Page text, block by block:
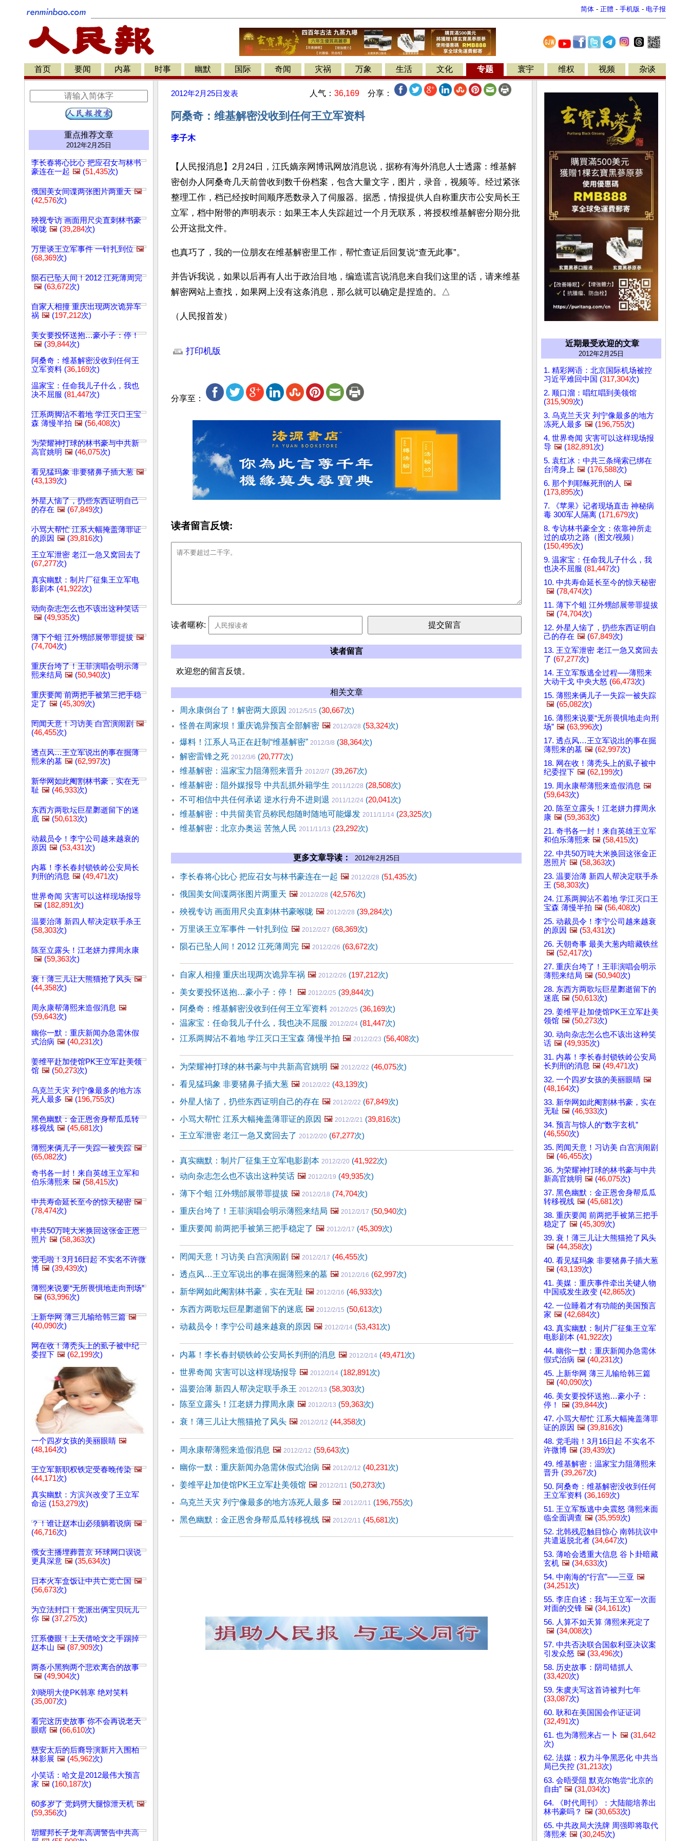
简体 - 正體 - 手机版 - 电子报
首页 要闻 内幕 时事 幽默 国际 奇闻 灾祸 万象 生活 文化 专题 寰宇 维权 视频 杂谈
重点推荐文章
2012年2月25日
李长春将心比心 把应召女与林书
豪连在一起 🖼️ (51,435次)
俄国美女间谍两张图片两重天 🖼️
(42,576次)
殃视专访 画面用尺尖直刺林书豪
喉咙 🖼️ (39,284次)
万里谈王立军事件 一针扎到位 🖼️
(68,369次)
陨石已坠人间！2012 江死薄周完
🖼️ (63,672次)
自家人相撞 重庆出现两次诡异车
祸 🖼️ (197,212次)
美女要投怀送抱…豪小子：停！
🖼️ (39,844次)
阿桑奇：维基解密没收到任何王
立军资料 (36,169次)
温家宝：任命我儿子什么，我也
决不屈服 (81,447次)
江系两脚沾不着地 学江灭口王宝
森 薄慢半拍 🖼️ (56,408次)
为荣耀神打球的林书豪与中共新
高官姚明 🖼️ (46,075次)
看见猛玛象 非要猪鼻子插大葱 🖼️
(43,139次)
外星人恼了，扔些东西证明自己
的存在 🖼️ (67,849次)
小骂大帮忙 江系大幅掩盖薄罪证
的原因 🖼️ (39,816次)
王立军泄密 老江一急又窝回去了
(67,277次)
真实幽默：制片厂征集王立军电
影剧本 (41,922次)
动向杂志怎么也不该出这种笑话
🖼️ (49,935次)
薄下个蛆 江外甥邰展带罪提拔 🖼️
(74,704次)
重庆台垮了！王菲演唱会明示薄
熙来结局 🖼️ (50,940次)
重庆要闻 前两把手被第三把手稳
定了 🖼️ (45,309次)
罔闻天意！习访美 白宫演闹剧 🖼️
(46,455次)
透点风…王立军说出的事在掘薄
熙来的墓 🖼️ (62,997次)
新华网如此阉割林书豪，实在无
耻 🖼️ (46,933次)
东西方两歌坛巨星鄹逝留下的迷
底 🖼️ (50,613次)
动裁员令！李宁公司越来越衰的
原因 🖼️ (53,431次)
内幕！李长春封锁铁岭公安局长
判刑的消息 🖼️ (49,471次)
世界奇闻 灾害可以这样现场报导
🖼️ (182,891次)
温要治薄 新四人帮决定联手杀王
(58,303次)
陈至立露头！江老姘力撑周永康
🖼️ (59,363次)
衰！薄三儿让大熊猫抢了风头 🖼️
(44,358次)
周永康帮薄熙来造假消息 🖼️
(59,643次)
幽你一默：重庆新闻办急需休假
式治病 🖼️ (40,231次)
姜维平赴加使馆PK王立军赴美领
馆 🖼️ (50,273次)
乌克兰天灾 列宁像最多的地方冻
死人最多 🖼️ (196,755次)
黑色幽默：金正恩舍身帮瓜瓜转
移视线 🖼️ (45,681次)
薄熙来俩儿子一失踪一被失踪 🖼️
(65,082次)
奇书各一封！来自英雄王立军和
伯乐薄熙来 🖼️ (58,415次)
中共寿命延长至今的惊天秘密 🖼️
(78,474次)
中共50万吨大米换回这张金正恩
照片 🖼️ (58,363次)
党毛啦！3月16日起 不实名不许微
博 🖼️ (39,439次)
薄熙来说要“无所畏惧地走向刑场”
🖼️ (63,996次)
上新华网 薄三儿输给韩三篇 🖼️
(40,090次)
网在收！薄秃头上的虱子被中纪
委捏下 🖼️ (62,199次)
一个四岁女孩的美丽眼睛 🖼️
(48,164次)
王立军新职权铁定受春晚传染 🖼️
(44,171次)
真实幽默：方滨兴改变了王立军
命运 (153,279次)
？！谁让赵本山必须躺着说病 🖼️
(46,716次)
俄女主播埋葬普京 环球网口误说
更具深意 🖼️ (35,634次)
日本火车盒饭让中共亡党亡国 🖼️
(56,673次)
为立法封口！党派出俩宝贝玩儿
你 🖼️ (37,275次)
江系傻眼！上天借哈文之手踢掉
赵本山 🖼️ (87,909次)
两条小黑狗两个悲欢离合的故事
🖼️ (49,904次)
刘晓明大使PK韩寒 绝对笑料
(35,007次)
看完这历史故事 你不会再说老天
眼瞎 🖼️ (66,610次)
慈安太后的后裔导演新片入围柏
林影展 🖼️ (45,962次)
小笑话：哈文是2012最伟大预言
家 🖼️ (160,187次)
60多岁了 党妈劈大腿惊泄天机 🖼️
(59,356次)
胡耀邦长子龙年高调警告中共高
2012年2月25日 发表 人气： 36,169 分享：
阿桑奇：维基解密没收到任何王立军资料
李子木
【人民报消息】2月24日，江氏嫡亲网博讯网放消息说，据称有海外消息人士透露：维基解
密创办人阿桑奇几天前曾收到数千份档案，包含大量文字，图片，录音，视频等。经过紧张
整理工作，档已经按时间顺序悉数录入了伺服器。据悉，情报提供人自称重庆市公安局长王
立军，档中附带的声明表示：如果王本人失踪超过一个月无联系，将授权维基解密分期分批
公开这批文件。
也真巧了，我的一位朋友在维基解密里工作，帮忙查证后回复说“查无此事”。
并告诉我说，如果以后再有人出于政治目地，编造谎言说消息来自我们这里的话，请来维基
解密网站上查找，如果网上没有这条消息，那么就可以确定是捏造的。△
（人民报首发）
打印机版
分享至：
读者留言反馈:
读者暱称:
读者留言
欢迎您的留言反馈。
相关文章
周永康倒台了！解密两大原因 2012/5/15 (30,667次)
怪兽在周家坝！重庆诡异预言全部解密 🖼️ 2012/3/28 (53,324次)
爆料！江系人马正在赶制“维基解密” 2012/3/8 (38,364次)
解密雷锋之死 2012/3/6 (20,777次)
维基解密：温家宝力阻薄熙来晋升 2012/2/7 (39,267次)
维基解密：阻外媒报导 中共乱抓外籍学生 2011/12/28 (28,508次)
不可相信中共任何承诺 逆水行舟不进则退 2011/12/24 (20,041次)
维基解密：中共留美官员称民怨随时随地可能爆发 2011/11/14 (23,325次)
维基解密：北京办奥运 苦煞人民 2011/11/13 (23,292次)
更多文章导读： 2012年2月25日
李长春将心比心 把应召女与林书豪连在一起 🖼️ 2012/2/28 (51,435次)
俄国美女间谍两张图片两重天 🖼️ 2012/2/28 (42,576次)
殃视专访 画面用尺尖直刺林书豪喉咙 🖼️ 2012/2/28 (39,284次)
万里谈王立军事件 一针扎到位 🖼️ 2012/2/27 (68,369次)
陨石已坠人间！2012 江死薄周完 🖼️ 2012/2/26 (63,672次)
自家人相撞 重庆出现两次诡异车祸 🖼️ 2012/2/26 (197,212次)
美女要投怀送抱…豪小子：停！
🖼️ 2012/2/25 (39,844次)
阿桑奇：维基解密没收到任何王立军资料 2012/2/25 (36,169次)
温家宝：任命我儿子什么，我也决不屈服 2012/2/24 (81,447次)
江系两脚沾不着地 学江灭口王宝森 薄慢半拍 🖼️ 2012/2/23 (56,408次)
为荣耀神打球的林书豪与中共新高官姚明 🖼️ 2012/2/22 (46,075次)
看见猛玛象 非要猪鼻子插大葱 🖼️ 2012/2/22 (43,139次)
外星人恼了，扔些东西证明自己的存在 🖼️ 2012/2/22 (67,849次)
小骂大帮忙 江系大幅掩盖薄罪证的原因 🖼️ 2012/2/21 (39,816次)
王立军泄密 老江一急又窝回去了 2012/2/20 (67,277次)
真实幽默：制片厂征集王立军电影剧本 2012/2/20 (41,922次)
动向杂志怎么也不该出这种笑话 🖼️ 2012/2/19 (49,935次)
薄下个蛆 江外甥邰展带罪提拔 🖼️ 2012/2/18 (74,704次)
重庆台垮了！王菲演唱会明示薄熙来结局 🖼️ 2012/2/17 (50,940次)
重庆要闻 前两把手被第三把手稳定了 🖼️ 2012/2/17 (45,309次)
罔闻天意！习访美 白宫演闹剧 🖼️ 2012/2/17 (46,455次)
透点风…王立军说出的事在掘薄熙来的墓 🖼️ 2012/2/16 (62,997次)
新华网如此阉割林书豪，实在无耻 🖼️ 2012/2/16 (46,933次)
东西方两歌坛巨星鄹逝留下的迷底 🖼️ 2012/2/15 (50,613次)
动裁员令！李宁公司越来越衰的原因 🖼️ 2012/2/14 (53,431次)
内幕！李长春封锁铁岭公安局长判刑的消息 🖼️ 2012/2/14 (49,471次)
世界奇闻 灾害可以这样现场报导 🖼️ 2012/2/14 (182,891次)
温要治薄 新四人帮决定联手杀王 2012/2/13 (58,303次)
陈至立露头！江老姘力撑周永康 🖼️ 2012/2/13 (59,363次)
衰！薄三儿让大熊猫抢了风头 🖼️ 2012/2/12 (44,358次)
周永康帮薄熙来造假消息 🖼️ 2012/2/12 (59,643次)
幽你一默：重庆新闻办急需休假式治病 🖼️ 2012/2/12 (40,231次)
姜维平赴加使馆PK王立军赴美领馆 🖼️ 2012/2/11 (50,273次)
乌克兰天灾 列宁像最多的地方冻死人最多 🖼️ 2012/2/11 (196,755次)
黑色幽默：金正恩舍身帮瓜瓜转移视线 🖼️ 2012/2/11 (45,681次)
近期最受欢迎的文章
2012年2月25日
1. 精彩网语：北京国际机场被控
习近平难回中国 (317,304次)
2. 顺口溜：唱红唱到美领馆
(315,909次)
3. 乌克兰天灾 列宁像最多的地方
冻死人最多 🖼️ (196,755次)
4. 世界奇闻 灾害可以这样现场报
导 🖼️ (182,891次)
5. 袁红冰：中共三条绳索已绑在
台湾身上 🖼️ (176,588次)
6. 那个判耶稣死刑的人 🖼️
(173,895次)
7. 《苹果》记者现场直击 神秘病
毒 300军人隔离 (171,679次)
8. 专访林书豪全文：依靠神所走
过的成功之路（图文/视频）
(150,495次)
9. 温家宝：任命我儿子什么，我
也决不屈服 (81,447次)
10. 中共寿命延长至今的惊天秘密
🖼️ (78,474次)
11. 薄下个蛆 江外甥邰展带罪提拔
🖼️ (74,704次)
12. 外星人恼了，扔些东西证明自
己的存在 🖼️ (67,849次)
13. 王立军泄密 老江一急又窝回去
了 (67,277次)
14. 王立军叛逃全过程──薄熙来
大动干戈 中央大怒 (66,473次)
15. 薄熙来俩儿子一失踪一被失踪
🖼️ (65,082次)
16. 薄熙来说要“无所畏惧地走向刑
场” 🖼️ (63,996次)
17. 透点风…王立军说出的事在掘
薄熙来的墓 🖼️ (62,997次)
18. 网在收！薄秃头上的虱子被中
纪委捏下 🖼️ (62,199次)
19. 周永康帮薄熙来造假消息 🖼️
(59,643次)
20. 陈至立露头！江老姘力撑周永
康 🖼️ (59,363次)
21. 奇书各一封！来自英雄王立军
和伯乐薄熙来 🖼️ (58,415次)
22. 中共50万吨大米换回这张金正
恩照片 🖼️ (58,363次)
23. 温要治薄 新四人帮决定联手杀
王 (58,303次)
24. 江系两脚沾不着地 学江灭口王
宝森 薄慢半拍 🖼️ (56,408次)
25. 动裁员令！李宁公司越来越衰
的原因 🖼️ (53,431次)
26. 天朝奇事 最美大葱内暗藏铁丝
🖼️ (52,417次)
27. 重庆台垮了！王菲演唱会明示
薄熙来结局 🖼️ (50,940次)
28. 东西方两歌坛巨星鄹逝留下的
迷底 🖼️ (50,613次)
29. 姜维平赴加使馆PK王立军赴美
领馆 🖼️ (50,273次)
30. 动向杂志怎么也不该出这种笑
话 🖼️ (49,935次)
31. 内幕！李长春封锁铁岭公安局
长判刑的消息 🖼️ (49,471次)
32. 一个四岁女孩的美丽眼睛 🖼️
(48,164次)
33. 新华网如此阉割林书豪，实在
无耻 🖼️ (46,933次)
34. 预言与惊人的“数字玄机”
(46,550次)
35. 罔闻天意！习访美 白宫演闹剧
🖼️ (46,455次)
36. 为荣耀神打球的林书豪与中共
新高官姚明 🖼️ (46,075次)
37. 黑色幽默：金正恩舍身帮瓜瓜
转移视线 🖼️ (45,681次)
38. 重庆要闻 前两把手被第三把手
稳定了 🖼️ (45,309次)
39. 衰！薄三儿让大熊猫抢了风头
🖼️ (44,358次)
40. 看见猛玛象 非要猪鼻子插大葱
🖼️ (43,139次)
41. 美媒：重庆事件牵出关键人物
中国或发生政变 (42,865次)
42. 一位睡着才有功能的美国预言
家 🖼️ (42,684次)
43. 真实幽默：制片厂征集王立军
电影剧本 (41,922次)
44. 幽你一默：重庆新闻办急需休
假式治病 🖼️ (40,231次)
45. 上新华网 薄三儿输给韩三篇
🖼️ (40,090次)
46. 美女要投怀送抱…豪小子：
停！
🖼️ (39,844次)
47. 小骂大帮忙 江系大幅掩盖薄罪
证的原因 🖼️ (39,816次)
48. 党毛啦！3月16日起 不实名不
许微博 🖼️ (39,439次)
49. 维基解密：温家宝力阻薄熙来
晋升 (39,267次)
50. 阿桑奇：维基解密没收到任何
王立军资料 (36,169次)
51. 王立军叛逃中央震怒 薄熙来面
临全面调查 🖼️ (35,959次)
52. 北韩残忍触目惊心 南韩抗议中
共遣返脱北者 (34,647次)
53. 薄哈会透重大信息 谷卜卦暗藏
玄机 🖼️ (34,633次)
54. 中南海的“行宫”──三亚 🖼️
(34,251次)
55. 李庄自述：我与王立军一次面
对面的交锋 🖼️ (34,161次)
56. 人算不如天算 薄熙来死定了
🖼️ (34,008次)
57. 中共否决联合国叙利亚决议案
引发众怒 🖼️ (33,496次)
58. 历史故事：阴司错抓人
(33,420次)
59. 朱虞夫写这首诗被判七年
(33,087次)
60. 耿和在美国国会作证证词
(32,491次)
61. 也为薄熙来占一卜 🖼️ (31,642
次)
62. 法媒：权力斗争黑恶化 中共当
局已失控 (31,213次)
63. 会晤受阻 默克尔饱尝“北京的
自由” 🖼️ (31,034次)
64. 《时代周刊》：大陆能培养出
林书豪吗？ 🖼️ (30,653次)
65. 中共政局大洗牌 周强即将取代
薄熙来 🖼️ (30,245次)